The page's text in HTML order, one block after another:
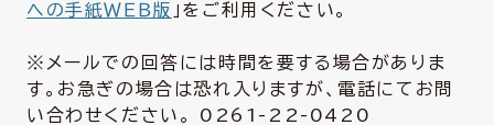
への手紙ＷＥＢ版 」をご利用ください。
※メールでの回答には時間を要する場合がありま
す。お急ぎの場合は恐れ入りますが、電話にてお問
い合わせください。 0261-22-0420